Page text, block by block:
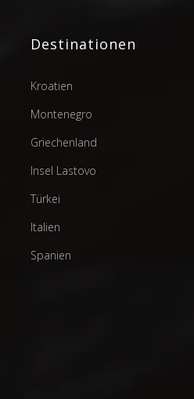
Destinationen
Kroatien
Montenegro
Griechenland
Insel Lastovo
Türkei
Italien
Spanien